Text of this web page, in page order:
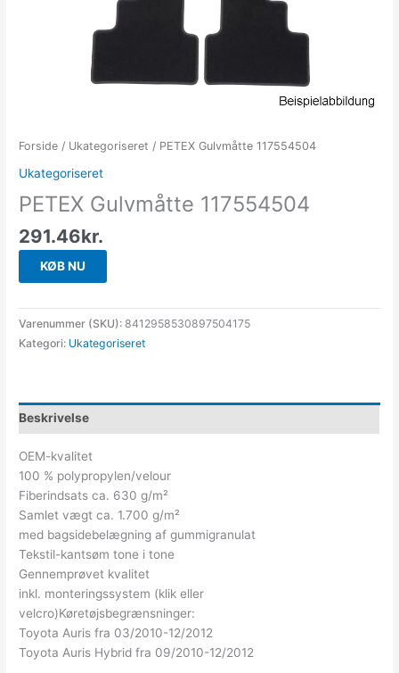
Forside / Ukategoriseret / PETEX Gulvmåtte 117554504
Ukategoriseret
PETEX Gulvmåtte 117554504
291.46kr.
KØB NU
Varenummer (SKU):8412958530897504175
Kategori: Ukategoriseret
Beskrivelse
OEM-kvalitet
100 % polypropylen/velour
Fiberindsats ca. 630 g/m²
Samlet vægt ca. 1.700 g/m²
med bagsidebelægning af gummigranulat
Tekstil-kantsøm tone i tone
Gennemprøvet kvalitet
inkl. monteringssystem (klik eller
velcro)Køretøjsbegrænsninger:
Toyota Auris fra 03/2010-12/2012
Toyota Auris Hybrid fra 09/2010-12/2012